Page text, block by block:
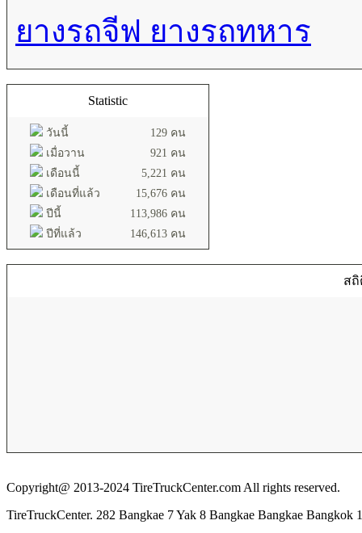
ยางรถจีฟ ยางรถทหาร
Statistic
วันนี้
129 คน
เมื่อวาน
921 คน
เดือนนี้
5,221 คน
เดือนที่แล้ว
15,676 คน
ปีนี้
113,986 คน
ปีที่แล้ว
146,613 คน
สถิ
Copyright@ 2013-2024 TireTruckCenter.com All rights reserved.
TireTruckCenter. 282 Bangkae 7 Yak 8 Bangkae Bangkae Bangkok